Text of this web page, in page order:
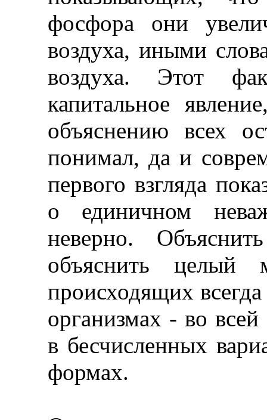
фосфора они
воздуха, иными
воздуха. Этот
капитальное
объяснению всех
понимал, да и
первого взгляда
о единичном
неверно.
объяснить целый
происходящих
организмах - во
в бесчисленных
формах.